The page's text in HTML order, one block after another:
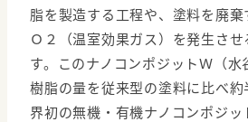
脂を製造する工程や、塗料を廃棄
Ｏ２（温室効果ガス）を発生さ
す。このナノコンポジットＷ（水
樹脂の量を従来型の塗料に比べ
界初の無機・有機ナノコンポジ